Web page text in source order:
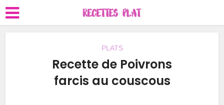
PLATS
Recette de Poivrons
farcis au couscous